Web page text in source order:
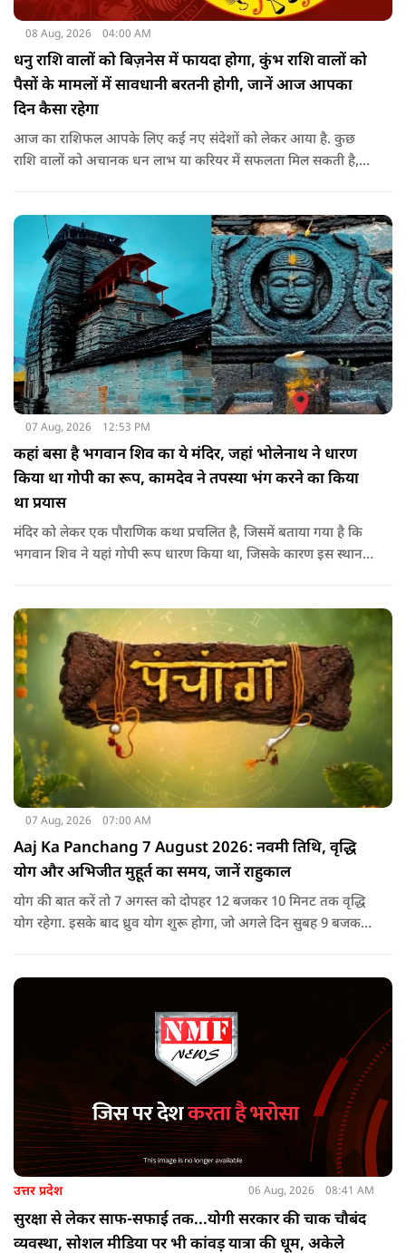
08 Aug, 2026 04:00 AM
धनु राशि वालों को बिज़नेस में फायदा होगा, कुंभ राशि वालों को
पैसों के मामलों में सावधानी बरतनी होगी, जानें आज आपका
दिन कैसा रहेगा
आज का राशिफल आपके लिए कई नए संदेशों को लेकर आया है. कुछ
राशि वालों को अचानक धन लाभ या करियर में सफलता मिल सकती है,
सकता है.
07 Aug, 2026 12:53 PM
कहां बसा है भगवान शिव का ये मंदिर, जहां भोलेनाथ ने धारण
किया था गोपी का रूप, कामदेव ने तपस्या भंग करने का किया
था प्रयास
मंदिर को लेकर एक पौराणिक कथा प्रचलित है, जिसमें बताया गया है कि
भगवान शिव ने यहां गोपी रूप धारण किया था, जिसके कारण इस स्थान
07 Aug, 2026 07:00 AM
Aaj Ka Panchang 7 August 2026: नवमी तिथि, वृद्धि
योग और अभिजीत मुहूर्त का समय, जानें राहुकाल
योग की बात करें तो 7 अगस्त को दोपहर 12 बजकर 10 मिनट तक वृद्धि
योग रहेगा. इसके बाद ध्रुव योग शुरू होगा, जो अगले दिन सुबह 9 बजकर
उत्तर प्रदेश 06 Aug, 2026 08:41 AM
सुरक्षा से लेकर साफ-सफाई तक...योगी सरकार की चाक चौबंद
व्यवस्था, सोशल मीडिया पर भी कांवड़ यात्रा की धूम, अकेले